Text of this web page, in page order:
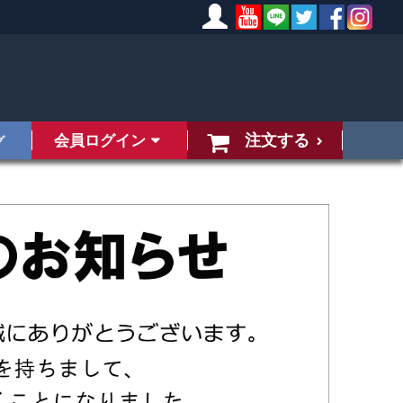
会員ログイン 注文する